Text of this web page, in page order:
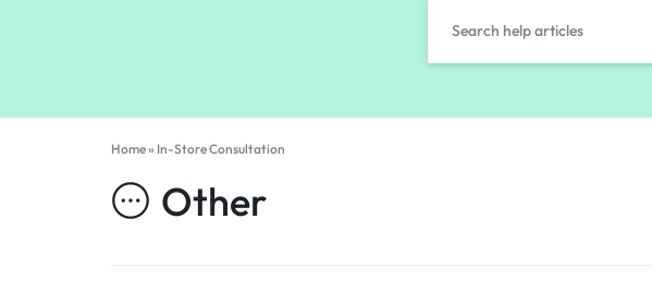
Home» In-Store Consultation
Other